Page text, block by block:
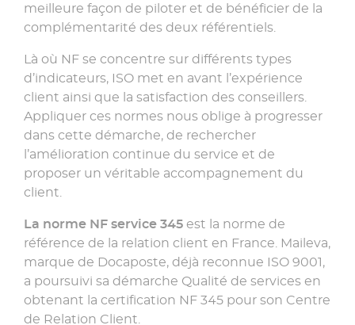
meilleure façon de piloter et de bénéficier de la
complémentarité des deux référentiels.
Là où NF se concentre sur différents types
d’indicateurs, ISO met en avant l’expérience
client ainsi que la satisfaction des conseillers.
Appliquer ces normes nous oblige à progresser
dans cette démarche, de rechercher
l’amélioration continue du service et de
proposer un véritable accompagnement du
client.
La norme NF service 345 est la norme de
référence de la relation client en France. Maileva,
marque de Docaposte, déjà reconnue ISO 9001,
a poursuivi sa démarche Qualité de services en
obtenant la certification NF 345 pour son Centre
de Relation Client.